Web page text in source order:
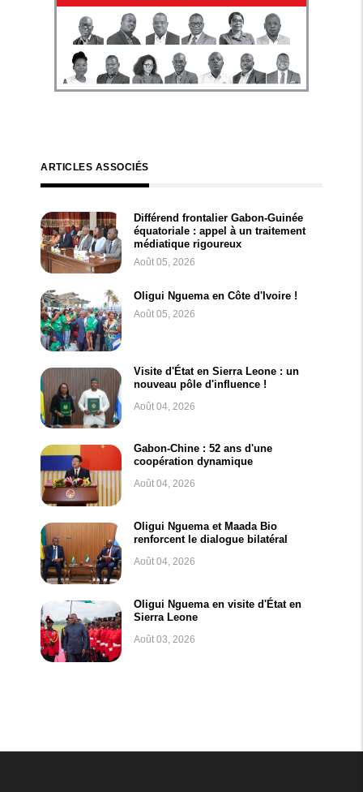
ARTICLES ASSOCIÉS
Différend frontalier Gabon-Guinée
équatoriale : appel à un traitement
médiatique rigoureux
Août 05, 2026
Oligui Nguema en Côte d'Ivoire !
Août 05, 2026
Visite d'État en Sierra Leone : un
nouveau pôle d'influence !
Août 04, 2026
Gabon-Chine : 52 ans d'une
coopération dynamique
Août 04, 2026
Oligui Nguema et Maada Bio
renforcent le dialogue bilatéral
Août 04, 2026
Oligui Nguema en visite d'État en
Sierra Leone
Août 03, 2026